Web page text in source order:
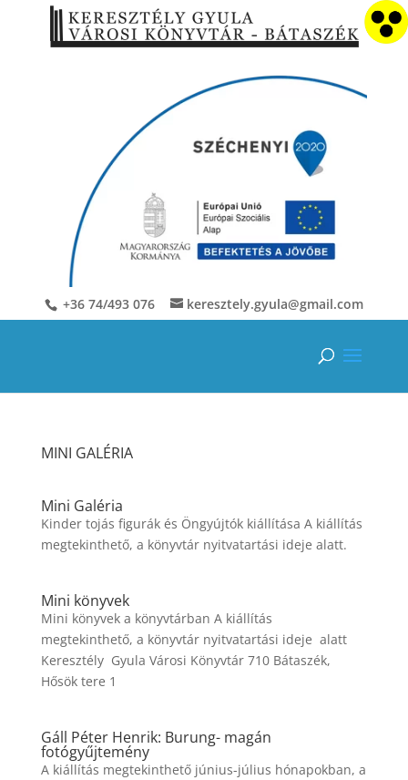
+36 74/493 076 keresztely.gyula@gmail.com
MINI GALÉRIA
Mini Galéria
Kinder tojás figurák és Öngyújtók kiállítása A kiállítás
megtekinthető, a könyvtár nyitvatartási ideje alatt.
Mini könyvek
Mini könyvek a könyvtárban A kiállítás
megtekinthető, a könyvtár nyitvatartási ideje alatt
Keresztély Gyula Városi Könyvtár 710 Bátaszék,
Hősök tere 1
Gáll Péter Henrik: Burung- magán
fotógyűjtemény
A kiállítás megtekinthető június-július hónapokban, a